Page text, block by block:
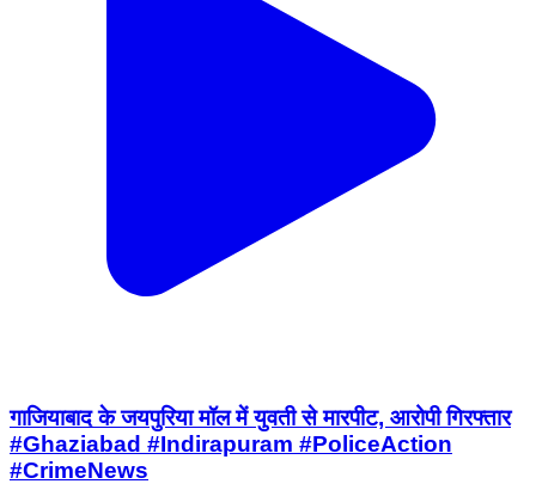
गाजियाबाद के जयपुरिया मॉल में युवती से मारपीट, आरोपी गिरफ्तार
#Ghaziabad #Indirapuram #PoliceAction
#CrimeNews